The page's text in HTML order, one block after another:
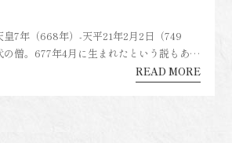
7年（668年）-天平21年2月2日（749
僧。677年4月に生まれたという説もあ
と朝廷が定め仏教の民衆への布教活動を禁
り畿内（近畿）を中心に民衆や豪族など階
READ MORE